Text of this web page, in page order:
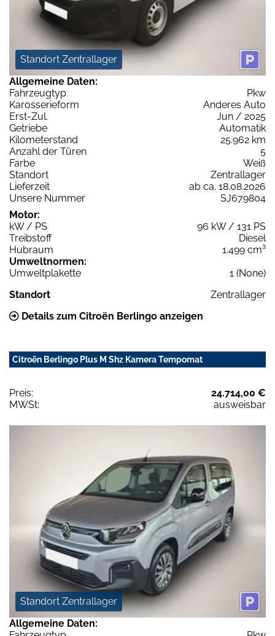
Standort Zentrallager
Allgemeine Daten:
Fahrzeugtyp
Pkw
Karosserieform
Anderes Auto
Erst-Zul.
Jun / 2025
Getriebe
Automatik
Kilometerstand
25.962 km
Anzahl der Türen
5
Farbe
Weiß
Standort
Zentrallager
Lieferzeit
ab ca. 18.08.2026
Unsere Nummer
SJ679804
Motor:
kW / PS
96 kW / 131 PS
Treibstoff
Diesel
Hubraum
1.499 cm³
Umweltnormen:
Umweltplakette
1 (None)
Standort
Zentrallager
Details zum Citroën Berlingo anzeigen
Citroën Berlingo Plus M Shz Kamera Tempomat
Preis:
24.714,00 €
MWSt:
ausweisbar
Standort Zentrallager
Allgemeine Daten: